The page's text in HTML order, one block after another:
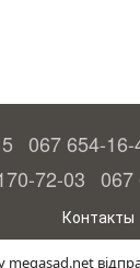
megasad.net
067 654-16-
72-03 067
Контакты
Полная версия